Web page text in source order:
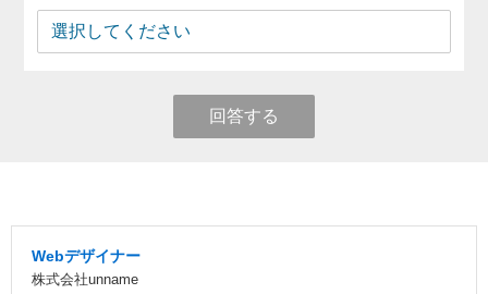
回答する
Webデザイナー
株式会社unname